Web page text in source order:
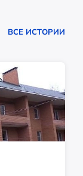
ВСЕ ИСТОРИИ